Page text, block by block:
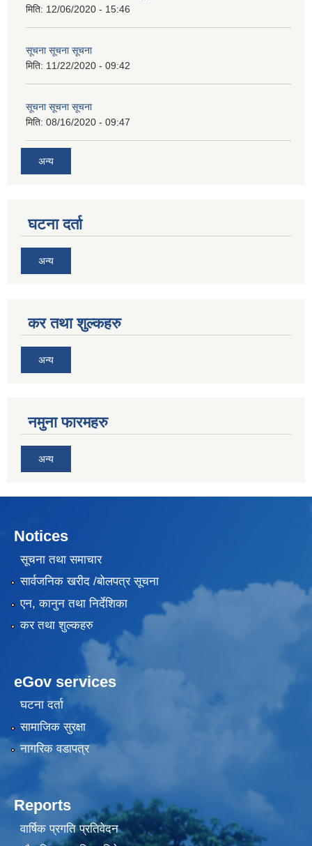
मिति: 12/06/2020 - 15:46
सूचना सूचना सूचना
मिति: 11/22/2020 - 09:42
सूचना सूचना सूचना
मिति: 08/16/2020 - 09:47
अन्य
घटना दर्ता
अन्य
कर तथा शुल्कहरु
अन्य
नमुना फारमहरु
अन्य
Notices
सूचना तथा समाचार
सार्वजनिक खरीद /बोलपत्र सूचना
एन, कानुन तथा निर्देशिका
कर तथा शुल्कहरु
eGov services
घटना दर्ता
सामाजिक सुरक्षा
नागरिक वडापत्र
Reports
वार्षिक प्रगति प्रतिवेदन